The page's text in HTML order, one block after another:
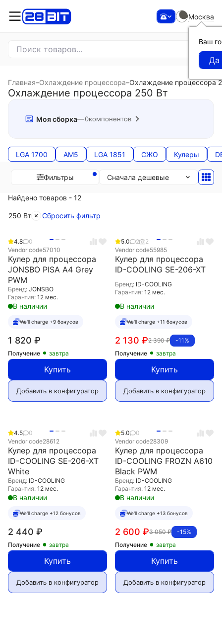
Москва
Ваш
Главная–Охлаждение процессора–Охлаждение процессора
Охлаждение процессора 250 Вт
Моя сборка 0компонентов
LGA 1700 AM5 LGA 1851 СЖО Кулеры
Сначала дешевые
Фильтры
Найдено товаров - 12
250 Вт Сбросить фильтр
4.8
0
Vendor code57010
Кулер для процессора
JONSBO PISA A4 Grey
PWM
Бренд: JONSBO
Гарантия: 12 мес.
В наличии
We'll charge +9 бонусов
1 820 ₽
Получение завтра
Купить
Добавить в конфигуратор
5.0 2
2
Vendor code55985
Кулер для процессора
ID-COOLING SE-206-XT
Бренд: ID-COOLING
Гарантия: 12 мес.
В наличии
We'll charge +11 бонусов
-11%
2 390₽
2 130 ₽
Получение завтра
Купить
Добавить в конфигуратор
4.5
0
Vendor code28612
Кулер для процессора
ID-COOLING SE-206-XT
White
Бренд: ID-COOLING
Гарантия: 12 мес.
В наличии
We'll charge +12 бонусов
2 440 ₽
Получение завтра
Купить
Добавить в конфигуратор
5.0
0
Vendor code28309
Кулер для процессора
ID-COOLING FROZN A610
Black PWM
Бренд: ID-COOLING
Гарантия: 12 мес.
В наличии
We'll charge +13 бонусов
-15%
3 050₽
2 600 ₽
Получение завтра
Купить
Добавить в конфигуратор